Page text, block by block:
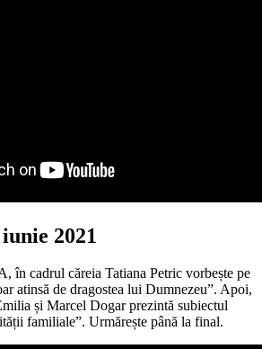
2021
în cadrul căreia Tatiana Petric vorbește pe
atinsă de dragostea lui Dumnezeu”. Apoi,
și Marcel Dogar prezintă subiectul
familiale”. Urmărește până la final.